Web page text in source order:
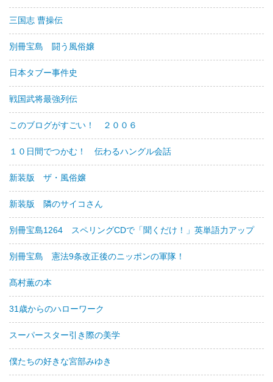
三国志 曹操伝
別冊宝島 闘う風俗嬢
日本タブー事件史
戦国武将最強列伝
このブログがすごい！ ２００６
１０日間でつかむ！ 伝わるハングル会話
新装版 ザ・風俗嬢
新装版 隣のサイコさん
別冊宝島1264 スペリングCDで「聞くだけ！」英単語力アップ
別冊宝島 憲法9条改正後のニッポンの軍隊！
髙村薫の本
31歳からのハローワーク
スーパースター引き際の美学
僕たちの好きな宮部みゆき